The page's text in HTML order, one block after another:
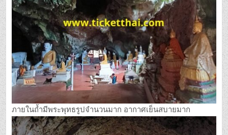
ภายในถ้ำมีพระพุทธรูปจำนวนมาก อากาศเย็นสบายมาก